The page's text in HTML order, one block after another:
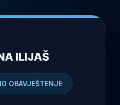
ILIJAŠ
OBAVJEŠTENJE